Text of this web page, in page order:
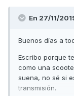
En 27/11/
Buenos días a
Escribo porque
como una
suena, no sé si
transmisión.